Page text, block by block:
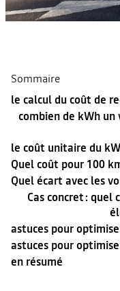
Sommaire
le calcul du coût de
combien de kWh
le coût unitaire du
Quel coût pour 100
Quel écart avec les
Cas concret : quel
astuces pour
astuces pour
en résumé